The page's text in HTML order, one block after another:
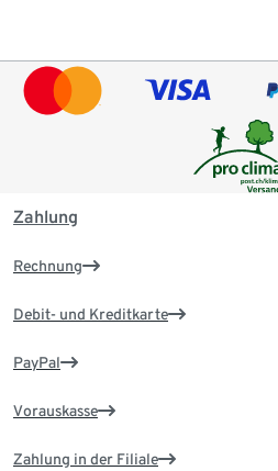
Zahlung
Rechnung
Debit- und Kreditkarte
PayPal
Vorauskasse
Zahlung in der Filiale